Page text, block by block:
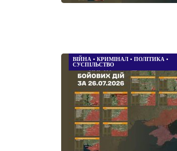
ВІЙНА • КРИМІНАЛ • ПОЛІТИКА •
СУСПІЛЬСТВО